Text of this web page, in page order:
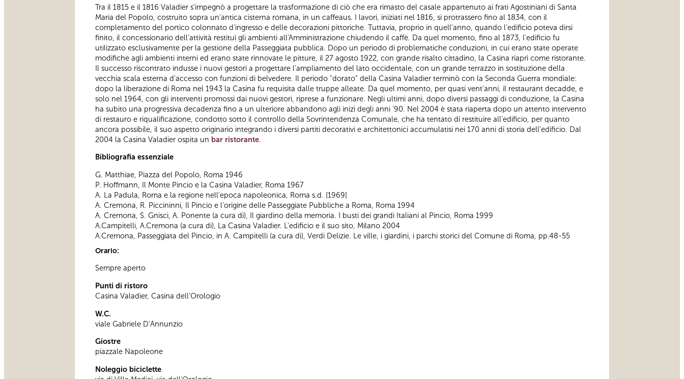
Tra il 1815 e il 1816 Valadier s'impegnò a progettare la trasformazione di ciò che era rimasto del casale appartenuto ai frati Agostiniani di Santa
Maria del Popolo, costruito sopra un'antica cisterna romana, in un caffeaus. I lavori, iniziati nel 1816, si protrassero fino al 1834, con il
completamento del portico colonnato d'ingresso e delle decorazioni pittoriche. Tuttavia, proprio in quell'anno, quando l'edificio poteva dirsi
finito, il concessionario dell'attività restituì gli ambienti all'Amministrazione chiudendo il caffè. Da quel momento, fino al 1873, l'edificio fu
utilizzato esclusivamente per la gestione della Passeggiata pubblica. Dopo un periodo di problematiche conduzioni, in cui erano state operate
modifiche agli ambienti interni ed erano state rinnovate le pitture, il 27 agosto 1922, con grande risalto cittadino, la Casina riaprì come ristorante.
Il successo riscontrato indusse i nuovi gestori a progettare l'ampliamento del lato occidentale, con un grande terrazzo in sostituzione della
vecchia scala esterna d'accesso con funzioni di belvedere. Il periodo "dorato" della Casina Valadier terminò con la Seconda Guerra mondiale:
dopo la liberazione di Roma nel 1943 la Casina fu requisita dalle truppe alleate. Da quel momento, per quasi vent'anni, il restaurant decadde, e
solo nel 1964, con gli interventi promossi dai nuovi gestori, riprese a funzionare. Negli ultimi anni, dopo diversi passaggi di conduzione, la Casina
ha subito una progressiva decadenza fino a un ulteriore abbandono agli inizi degli anni '90. Nel 2004 è stata riaperta dopo un attento intervento
di restauro e riqualificazione, condotto sotto il controllo della Sovrintendenza Comunale, che ha tentato di restituire all'edificio, per quanto
ancora possibile, il suo aspetto originario integrando i diversi partiti decorativi e architettonici accumulatisi nei 170 anni di storia dell'edificio. Dal
2004 la Casina Valadier ospita un bar ristorante.
Bibliografia essenziale
G. Matthiae, Piazza del Popolo, Roma 1946
P. Hoffmann, Il Monte Pincio e la Casina Valadier, Roma 1967
A. La Padula, Roma e la regione nell'epoca napoleonica, Roma s.d. [1969]
A. Cremona, R. Piccininni, Il Pincio e l'origine delle Passeggiate Pubbliche a Roma, Roma 1994
A. Cremona, S. Gnisci, A. Ponente (a cura di), Il giardino della memoria. I busti dei grandi Italiani al Pincio, Roma 1999
A.Campitelli, A.Cremona (a cura di), La Casina Valadier. L'edificio e il suo sito, Milano 2004
A.Cremona, Passeggiata del Pincio, in A. Campitelli (a cura di), Verdi Delizie. Le ville, i giardini, i parchi storici del Comune di Roma, pp.48-55
Orario:
Sempre aperto
Punti di ristoro
Casina Valadier, Casina dell’Orologio
W.C.
viale Gabriele D’Annunzio
Giostre
piazzale Napoleone
Noleggio biciclette